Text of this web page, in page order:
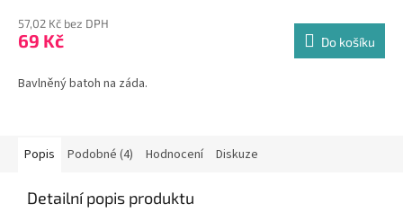
57,02 Kč bez DPH
69 Kč Do košíku
Bavlněný batoh na záda.
Popis Podobné (4) Hodnocení Diskuze
Detailní popis produktu